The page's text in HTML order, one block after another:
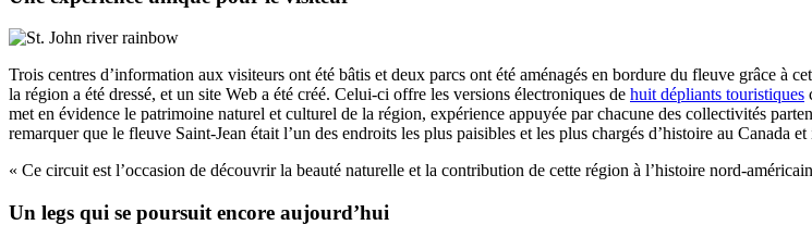
Trois centres d’information aux visiteurs ont été bâtis et deux parcs ont été aménagés en bordure du fleuve grâce à
la région a été dressé, et un site Web a été créé. Celui-ci offre les versions électroniques de huit dépliants touristiques
met en évidence le patrimoine naturel et culturel de la région, expérience appuyée par chacune des collectivités
remarquer que le fleuve Saint-Jean était l’un des endroits les plus paisibles et les plus chargés d’histoire au Canada
« Ce circuit est l’occasion de découvrir la beauté naturelle et la contribution de cette région à l’histoire nord-
Un legs qui se poursuit encore aujourd’hui